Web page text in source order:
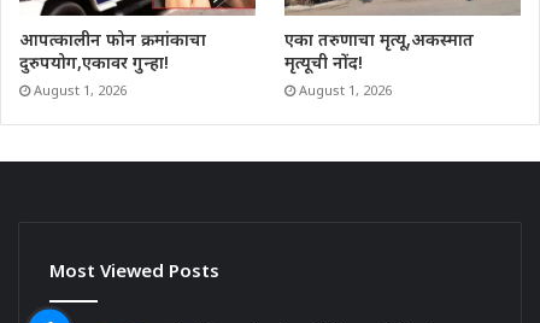
आपत्कालीन फोन क्रमांकाचा
दुरुपयोग,एकावर गुन्हा!
August 1, 2026
एका तरुणाचा मृत्यू,अकस्मात
मृत्यूची नोंद!
August 1, 2026
Most Viewed Posts